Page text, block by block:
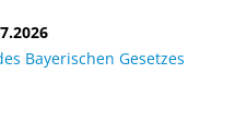
Bayerischen Gesetzes